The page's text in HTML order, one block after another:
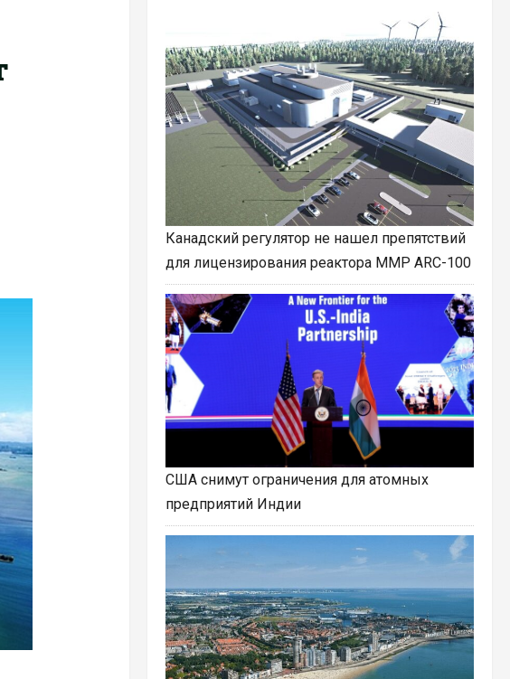
Канадский регулятор не нашел препятствий
для лицензирования реактора ММР ARC-100
США снимут ограничения для атомных
предприятий Индии